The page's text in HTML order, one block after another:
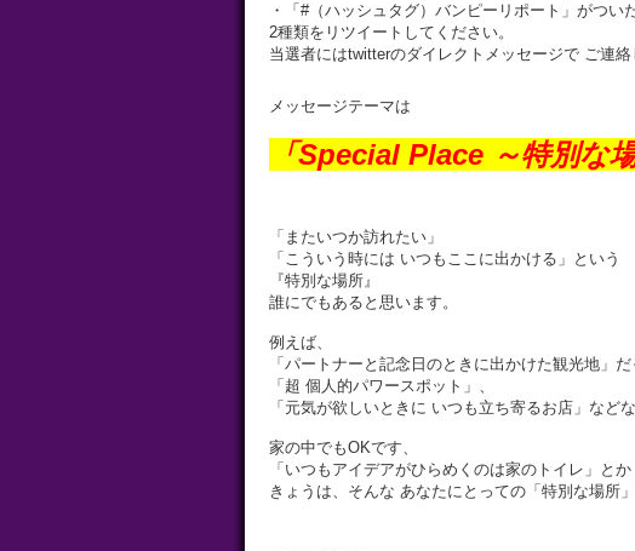
・「#（ハッシュタグ）バンピーリポート」がつい
2種類をリツイートしてください。
当選者にはtwitterのダイレクトメッセージで ご連絡
メッセージテーマは
「Special Place ～特別な
「またいつか訪れたい」
「こういう時には いつもここに出かける」という
『特別な場所』
誰にでもあると思います。
例えば、
「パートナーと記念日のときに出かけた観光地」だ
「超 個人的パワースポット」、
「元気が欲しいときに いつも立ち寄るお店」などな
家の中でもOKです、
「いつもアイデアがひらめくのは家のトイレ」とか
きょうは、そんな あなたにとっての「特別な場所